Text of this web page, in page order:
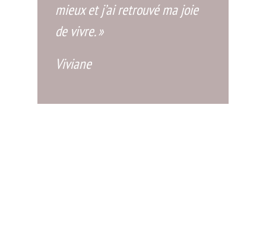
mieux et j’ai retrouvé ma joie
de vivre. »
Viviane